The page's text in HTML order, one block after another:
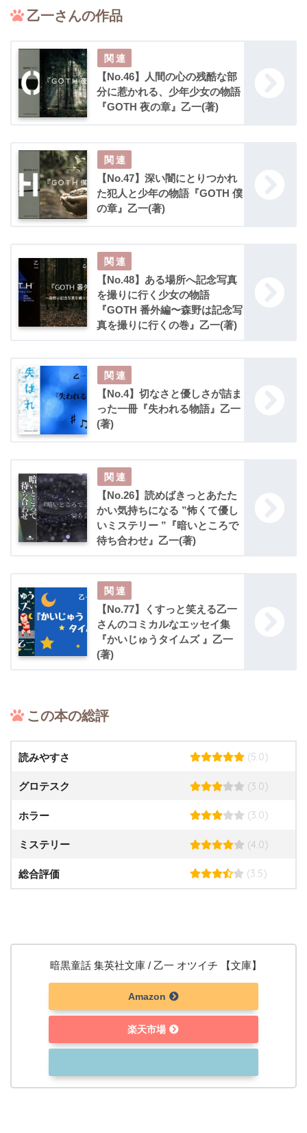
乙一さんの作品
【No.46】人間の心の残酷な部
分に惹かれる、少年少女の物語
『GOTH 夜の章』乙一(著)
【No.47】深い闇にとりつかれ
た犯人と少年の物語『GOTH 僕
の章』乙一(著)
【No.48】ある場所へ記念写真
を撮りに行く少女の物語
『GOTH 番外編〜森野は記念写
真を撮りに行くの巻』乙一(著)
【No.4】切なさと優しさが詰ま
った一冊『失われる物語』乙一
(著)
【No.26】読めばきっとあたた
かい気持ちになる ”怖くて優し
いミステリー ”『暗いところで
待ち合わせ』乙一(著)
【No.77】くすっと笑える乙一
さんのコミカルなエッセイ集
『かいじゅうタイムズ 』乙一
(著)
この本の総評
読みやすさ (5.0)
グロテスク (3.0)
ホラー (3.0)
ミステリー (4.0)
総合評価 (3.5)
暗黒童話 集英社文庫 / 乙一 オツイチ 【文庫】
Amazon
楽天市場